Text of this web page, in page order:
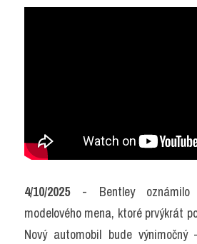
4/10/2025 - Bentley oznámilo
modelového mena, ktoré prvýkrát
Nový automobil bude